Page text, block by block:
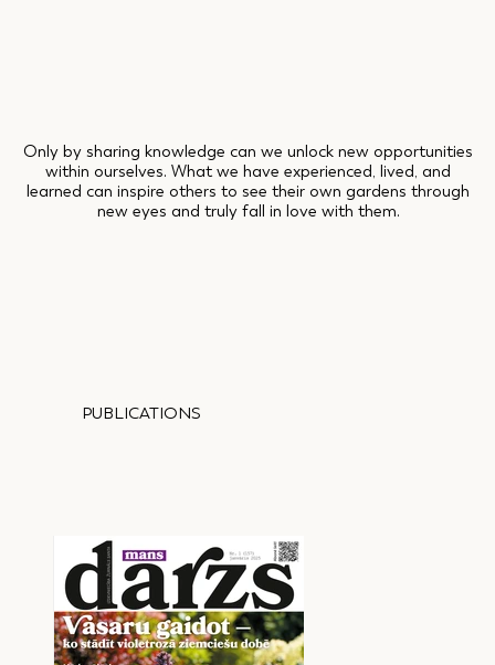
PUBLICATIONS
Only by sharing knowledge can we unlock new opportunities
within ourselves. What we have experienced, lived, and
learned can inspire others to see their own gardens through
new eyes and truly fall in love with them.